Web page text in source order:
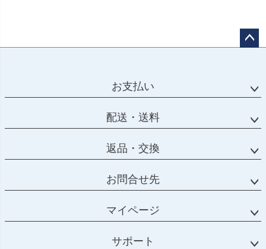
お支払い
配送・送料
返品・交換
お問合せ先
マイページ
サポート